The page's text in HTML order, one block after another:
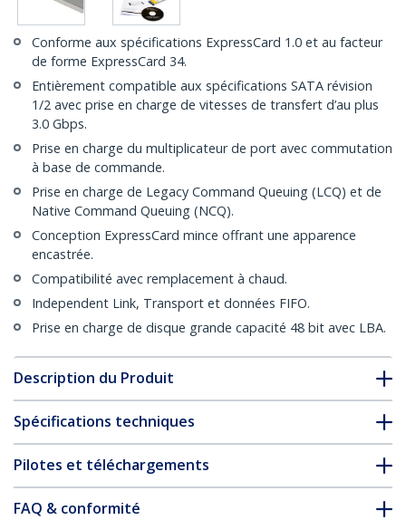
Conforme aux spécifications ExpressCard 1.0 et au facteur
de forme ExpressCard 34.
Entièrement compatible aux spécifications SATA révision
1/2 avec prise en charge de vitesses de transfert d’au plus
3.0 Gbps.
Prise en charge du multiplicateur de port avec commutation
à base de commande.
Prise en charge de Legacy Command Queuing (LCQ) et de
Native Command Queuing (NCQ).
Conception ExpressCard mince offrant une apparence
encastrée.
Compatibilité avec remplacement à chaud.
Independent Link, Transport et données FIFO.
Prise en charge de disque grande capacité 48 bit avec LBA.
Description du Produit
Spécifications techniques
Pilotes et téléchargements
FAQ & conformité